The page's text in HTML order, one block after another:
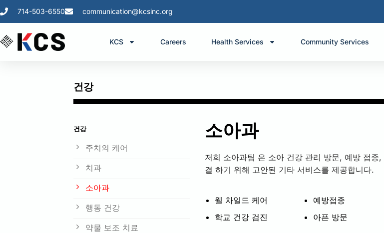
714-503-6550 communication@kcsinc.org
KCS Careers Health Services Community Services
건강
건강
주치의 케어
치과
소아과
행동 건강
약물 보조 치료
소아과
저희 소아과팀 은 소아 건강 관리 방문, 예방 접
결 하기 위해 고안된 기타 서비스를 제공합니다.
웰 차일드 케어
학교 건강 검진
예방접종
아픈 방문